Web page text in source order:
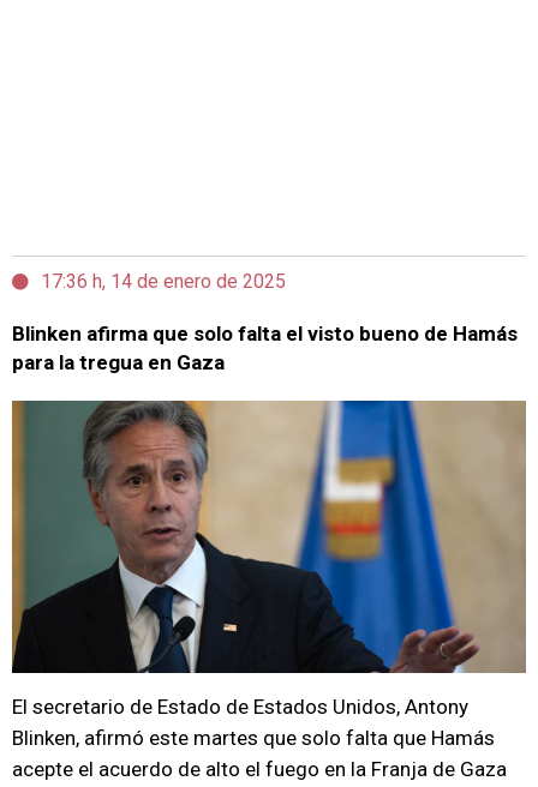
17:36 h, 14 de enero de 2025
Blinken afirma que solo falta el visto bueno de Hamás
para la tregua en Gaza
El secretario de Estado de Estados Unidos, Antony
Blinken, afirmó este martes que solo falta que Hamás
acepte el acuerdo de alto el fuego en la Franja de Gaza